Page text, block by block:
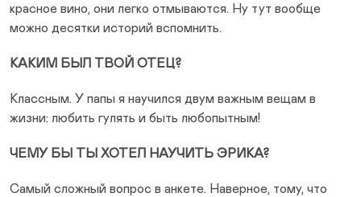
красное вино, они легко отмываются. Ну тут вообще
можно десятки историй вспомнить.
КАКИМ БЫЛ ТВОЙ ОТЕЦ?
Классным. У папы я научился двум важным вещам в
жизни: любить гулять и быть любопытным!
ЧЕМУ БЫ ТЫ ХОТЕЛ НАУЧИТЬ ЭРИКА?
Самый сложный вопрос в анкете. Наверное, тому, что